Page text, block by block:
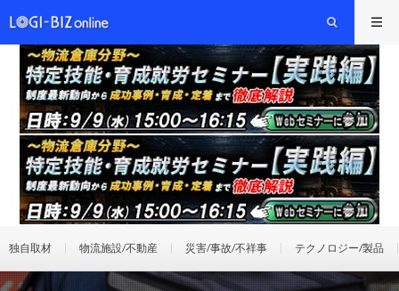
独自取材 物流施設/不動産 災害/事故/不祥事 テクノロジー/製品